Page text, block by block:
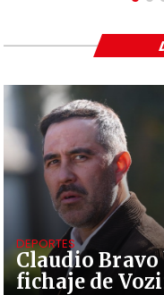
Claudio
fichaje de
DEPORTES